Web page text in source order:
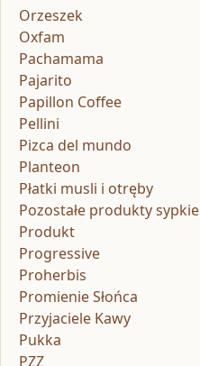
Orzeszek
Oxfam
Pachamama
Pajarito
Papillon Coffee
Pellini
Pizca del mundo
Planteon
Płatki musli i otręby
Pozostałe produkty sypkie
Produkt
Progressive
Proherbis
Promienie Słońca
Przyjaciele Kawy
Pukka
PZZ